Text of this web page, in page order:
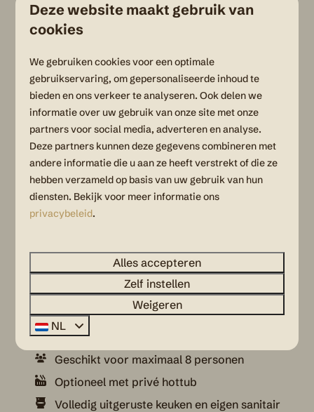
Verblijven op onze
glamping nabij Utrecht
Geniet van een zorgeloos verblijf in onze volledig
ingerichte safaritenten bij Utrecht. Alles is
aanwezig voor een comfortabel verblijf: een
moderne keuken, fijn terras met tuinmeubilair en
een sfeervolle inrichting. Ga je liever voor extra
luxe? Maak je vakantie compleet met eensafaritent
met privé hottubvoordé ultieme wellness-
ervaring in de natuur
dekinderenen de gezellige Brasserie de
Woensberg op het terrein, ontbreekt het je aan
In het kort:
Geschikt voor maximaal 8 personen
Optioneel met privé hottub
Volledig uitgeruste keuken en eigen sanitair
Deze website maakt gebruik van
cookies
We gebruiken cookies voor een optimale
gebruikservaring, om gepersonaliseerde inhoud te
bieden en ons verkeer te analyseren. Ook delen we
informatie over uw gebruik van onze site met onze
partners voor social media, adverteren en analyse.
Deze partners kunnen deze gegevens combineren met
andere informatie die u aan ze heeft verstrekt of die ze
hebben verzameld op basis van uw gebruik van hun
diensten. Bekijk voor meer informatie ons
privacybeleid.
Alles accepteren
Zelf instellen
Weigeren
NL